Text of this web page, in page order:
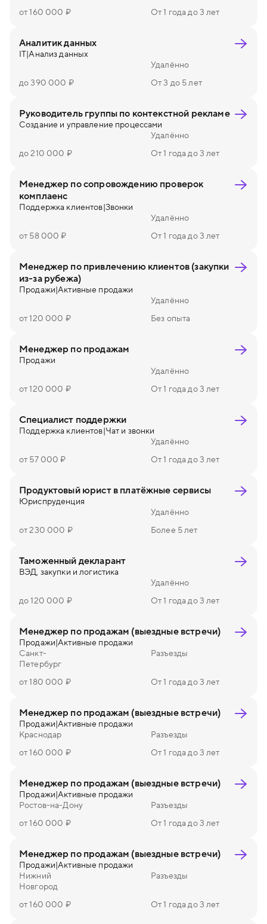
от 160 000 ₽
От 1 года до 3 лет
Аналитик данных
IT|Анализ данных
Удалённо
до 390 000 ₽
От 3 до 5 лет
Руководитель группы по контекстной рекламе
Создание и управление процессами
Удалённо
до 210 000 ₽
От 1 года до 3 лет
Менеджер по сопровождению проверок
комплаенс
Поддержка клиентов|Звонки
Удалённо
от 58 000 ₽
От 1 года до 3 лет
Менеджер по привлечению клиентов (закупки
из-за рубежа)
Продажи|Активные продажи
Удалённо
от 120 000 ₽
Без опыта
Менеджер по продажам
Продажи
Удалённо
от 120 000 ₽
От 1 года до 3 лет
Специалист поддержки
Поддержка клиентов|Чат и звонки
Удалённо
от 57 000 ₽
От 1 года до 3 лет
Продуктовый юрист в платёжные сервисы
Юриспруденция
Удалённо
от 230 000 ₽
Более 5 лет
Таможенный декларант
ВЭД, закупки и логистика
Удалённо
до 120 000 ₽
От 1 года до 3 лет
Менеджер по продажам (выездные встречи)
Продажи|Активные продажи
Санкт-
Петербург
Разъезды
от 180 000 ₽ От 1 года до 3 лет
Менеджер по продажам (выездные встречи)
Продажи|Активные продажи
Краснодар
Разъезды
от 160 000 ₽
От 1 года до 3 лет
Менеджер по продажам (выездные встречи)
Продажи|Активные продажи
Ростов-на-Дону
Разъезды
от 160 000 ₽
От 1 года до 3 лет
Менеджер по продажам (выездные встречи)
Продажи|Активные продажи
Нижний
Новгород
Разъезды
от 160 000 ₽ От 1 года до 3 лет